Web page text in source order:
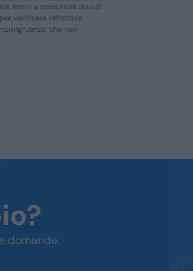
errori e omissioni dovuti
verificare l’effettiva
che non
domande.